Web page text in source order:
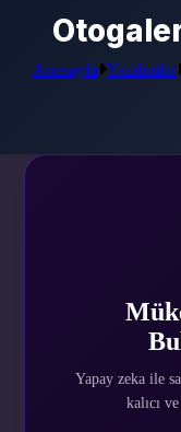
Anasayfa Yazılımlar
Yapay zeka ile
kalıcı